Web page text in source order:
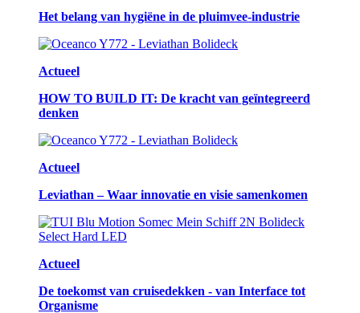
Het belang van hygiëne in de pluimvee-industrie
Actueel
HOW TO BUILD IT: De kracht van geïntegreerd
denken
Actueel
Leviathan – Waar innovatie en visie samenkomen
Actueel
De toekomst van cruisedekken - van Interface tot
Organisme